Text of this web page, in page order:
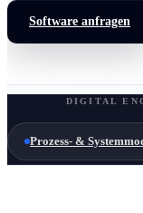
Software anfragen
DIGITAL
Prozess- &